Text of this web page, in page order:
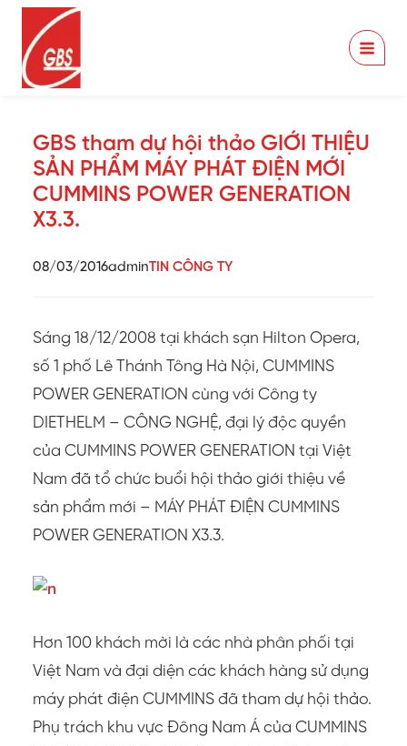
Skip
content
GBS tham dự hội thảo GIỚI THIỆU
SẢN PHẨM MÁY PHÁT ĐIỆN MỚI
CUMMINS POWER GENERATION
X3.3.
08/03/2016adminTIN CÔNG TY
Sáng 18/12/2008 tại khách sạn Hilton Opera,
số 1 phố Lê Thánh Tông Hà Nội, CUMMINS
POWER GENERATION cùng với Công ty
DIETHELM – CÔNG NGHỆ, đại lý độc quyền
của CUMMINS POWER GENERATION tại Việt
Nam đã tổ chức buổi hội thảo giới thiệu về
sản phẩm mới – MÁY PHÁT ĐIỆN CUMMINS
POWER GENERATION X3.3.
Hơn 100 khách mời là các nhà phân phối tại
Việt Nam và đại diện các khách hàng sử dụng
máy phát điện CUMMINS đã tham dự hội thảo.
Phụ trách khu vực Đông Nam Á của CUMMINS